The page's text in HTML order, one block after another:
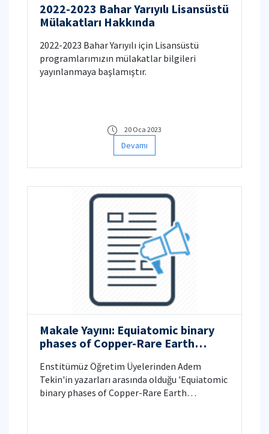
2022-2023 Bahar Yarıyılı Lisansüstü
Mülakatları Hakkında
2022-2023 Bahar Yarıyılı için Lisansüstü
programlarımızın mülakatlar bilgileri
yayınlanmaya başlamıştır.
20 Oca 2023
Devamı
Makale Yayını: Equiatomic binary
phases of Copper-Rare Earth
monocuprides from first-principles
calculations
Enstitümüz Öğretim Üyelerinden Adem
Tekin'in yazarları arasında olduğu 'Equiatomic
binary phases of Copper-Rare Earth